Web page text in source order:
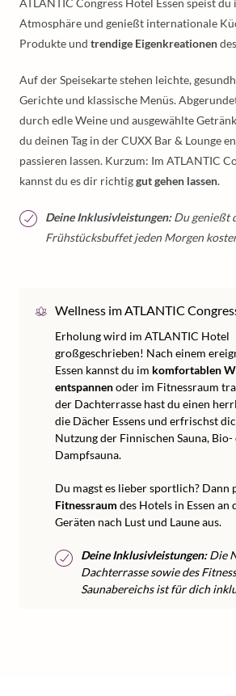
ATLANTIC Congress Hotel Essen speist
Atmosphäre und genießt internationale
Produkte und trendige Eigenkreationen
Auf der Speisekarte stehen leichte,
Gerichte und klassische Menüs.
durch edle Weine und ausgewählte
du deinen Tag in der CUXX Bar & Lounge
passieren lassen. Kurzum: Im ATLANTIC
kannst du es dir richtiggut gehen lassen.
Deine Inklusivleistungen:Du genießt
Frühstücksbuffet jeden Morgen
Wellness im ATLANTIC
Erholung wird im ATLANTIC Hotel
großgeschrieben! Nach einem
Essen kannst du im komfortablen
entspannenoder im Fitnessraum
der Dachterrasse hast du einen
die Dächer Essens und erfrischst
Nutzung der Finnischen Sauna, Bio-
Dampfsauna.
Du magst es lieber sportlich? Dann
Fitnessraum des Hotels in Essen an
Geräten nach Lust und Laune aus.
Deine Inklusivleistungen:Die
Dachterrasse sowie des
Saunabereichs ist für dich